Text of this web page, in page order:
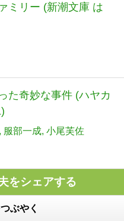
ミリー (新潮文庫 は
た奇妙な事件 (ハヤカ
服部一成 小尾芙佐
をシェアする
ぶやく